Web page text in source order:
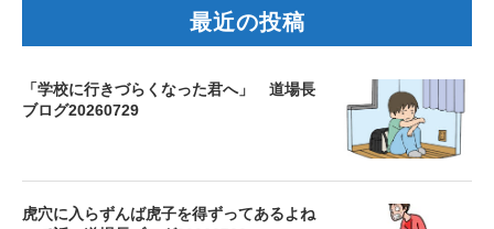
最近の投稿
「学校に行きづらくなった君へ」 道場長
ブログ20260729
虎穴に入らずんば虎子を得ずってあるよね